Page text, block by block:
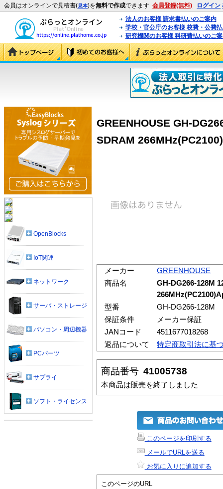
会員はオンラインで見積書(見本)を無料で作成できます 会員登録(無料) ログイン
法人のお客様 請求書払いのご案内
学校・官公庁のお客様 校費・公費
研究機関のお客様 科研費払いのご
GREENHOUSE GH-
SDRAM
メーカー
GREENHOUSE
商品名
GH-DG266-128M
型番
GH-DG266-128M
保証条件
メーカー保証
JANコード
4511677018268
返品について
特定商取引法に基
商品番号 41005738
本商品は販売を終了しました
このページを印刷する
メールでURLを送る
お気に入りに追加する
このページのURL
OpenBlocks
IoT関連
ネットワーク
サーバ・ストレージ
パソコン・周辺機器
PCパーツ
サプライ
ソフト・ライセンス